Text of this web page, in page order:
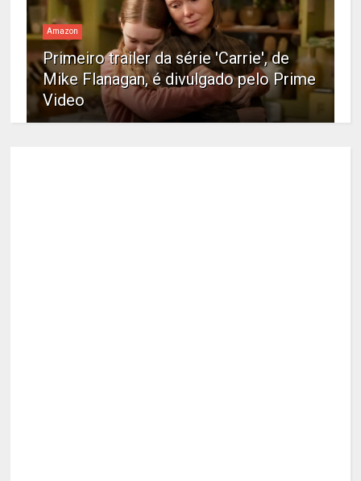
Amazon
Primeiro trailer da série 'Carrie', de
Mike Flanagan, é divulgado pelo Prime
Video